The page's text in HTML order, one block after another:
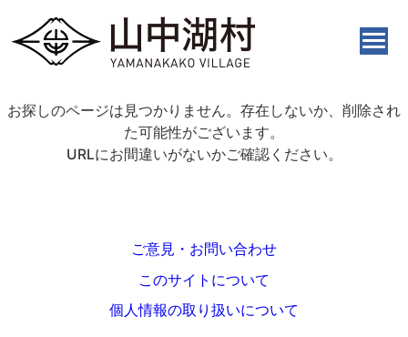
お探しのページは見つかりません。存在しないか、削除され
た可能性がございます。
URLにお間違いがないかご確認ください。
ご意見・お問い合わせ
このサイトについて
個人情報の取り扱いについて